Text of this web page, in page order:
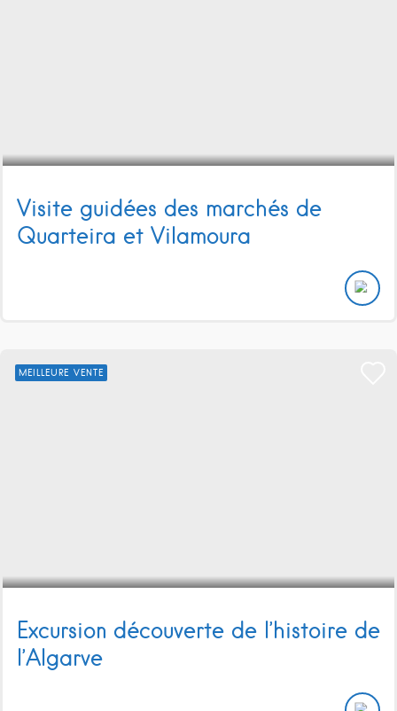
Visite guidées des marchés de
Quarteira et Vilamoura
MEILLEURE VENTE
Excursion découverte de l’histoire de
l’Algarve